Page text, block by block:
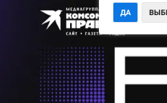
НА СПОРТ ПРОМОКОДЫ
ТЕЛЕВИЗОР
НОВОЕ НА САЙТЕ
ДА